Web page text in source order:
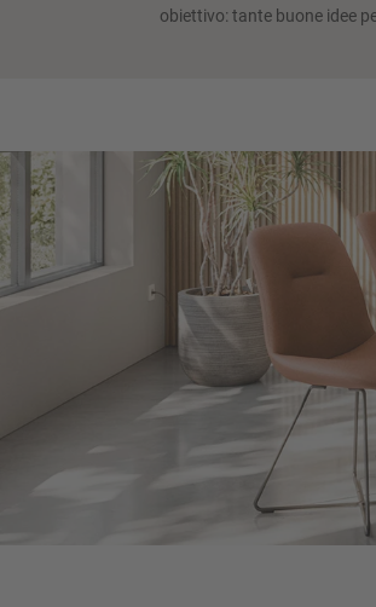
obiettivo: tante buone idee